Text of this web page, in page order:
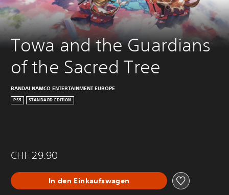
Towa and the Guardians
of the Sacred Tree
BANDAI NAMCO ENTERTAINMENT EUROPE
PS5 STANDARD EDITION
CHF 29.90
In den Einkaufswagen